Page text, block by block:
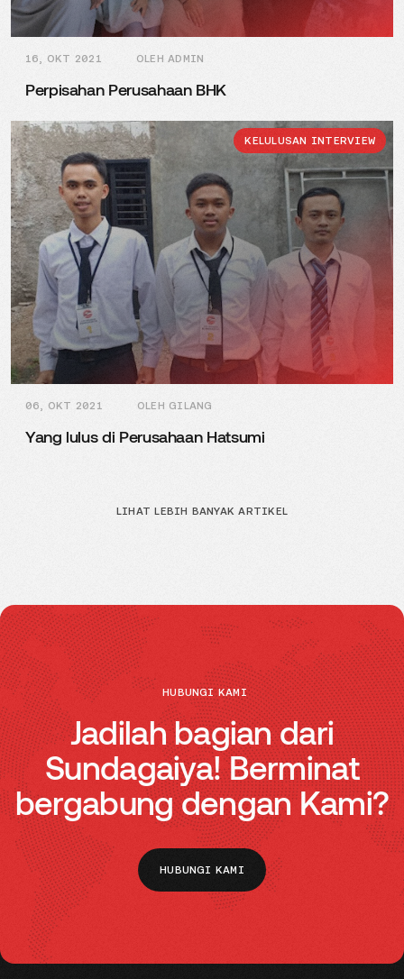
16, OKT 2021 OLEH ADMIN
Perpisahan Perusahaan BHK
KELULUSAN INTERVIEW
06, OKT 2021 OLEH GILANG
Yang lulus di Perusahaan Hatsumi
LIHAT LEBIH BANYAK ARTIKEL
HUBUNGI KAMI
Jadilah bagian dari
Sundagaiya! Berminat
bergabung dengan Kami?
HUBUNGI KAMI